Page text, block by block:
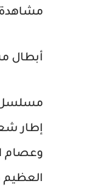
مشاهدة
أبطال
مسلسل
إطار
وعصام
العظيم